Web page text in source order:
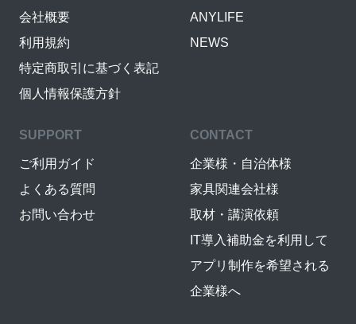
会社概要
利用規約
特定商取引に基づく表記
個人情報保護方針
ANYLIFE
NEWS
SUPPORT
ご利用ガイド
よくある質問
お問い合わせ
CONTACT
企業様・自治体様
家具関連会社様
取材・講演依頼
IT導入補助金を利用して
アプリ制作を希望される
企業様へ